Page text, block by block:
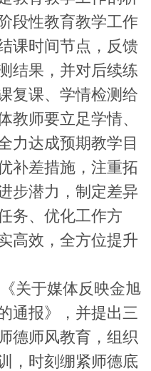
段性教育教学工作
课时间节点，反馈
结果，并对后续练
复课、学情检测给
教师要立足学情、
力达成预期教学目
补差措施，注重拓
步潜力，制定差异
务、优化工作方
高效，全方位提升
于媒体反映金旭
通报》，并提出三
德师风教育，组织
，时刻绷紧师德底